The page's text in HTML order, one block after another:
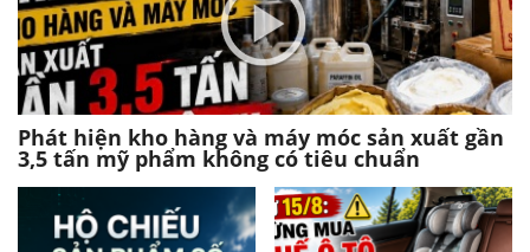
Phát hiện kho hàng và máy móc sản xuất gần
3,5 tấn mỹ phẩm không có tiêu chuẩn